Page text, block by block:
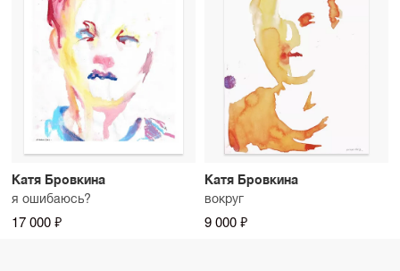
Катя Бровкина
я ошибаюсь?
17 000 ₽
Катя Бровкина
вокруг
9 000 ₽